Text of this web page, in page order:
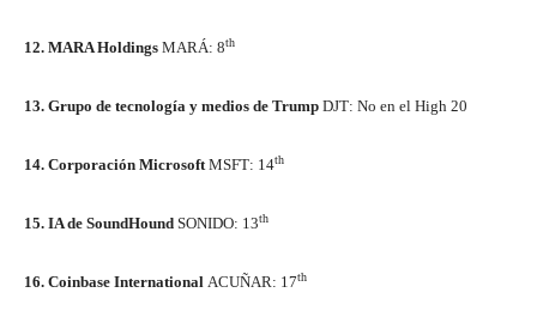
12. MARA Holdings MARÁ: 8th
13. Grupo de tecnología y medios de Trump DJT: No en el High 20
14. Corporación Microsoft MSFT: 14th
15. IA de SoundHound SONIDO: 13th
16. Coinbase International ACUÑAR: 17th